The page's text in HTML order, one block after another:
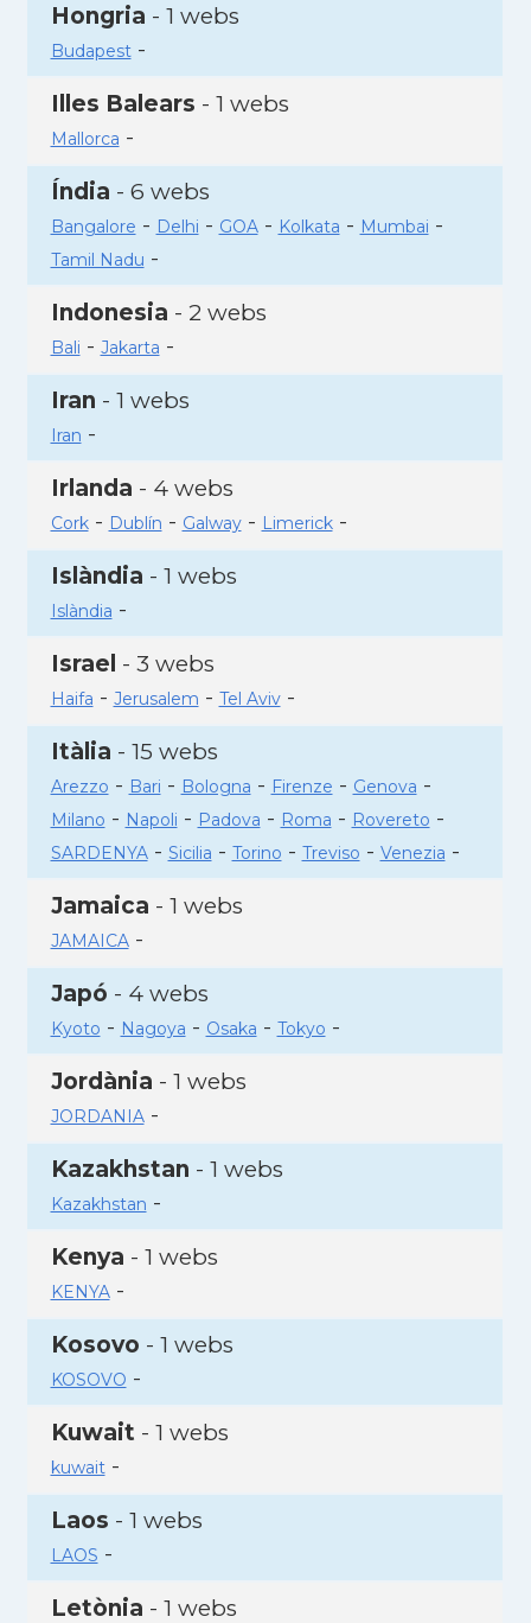
Hongria - 1 webs
Budapest-
Illes Balears - 1 webs
Mallorca -
Índia - 6 webs
Bangalore - Delhi - GOA- Kolkata - Mumbai -
Tamil Nadu -
Indonesia - 2 webs
Bali - Jakarta -
Iran - 1 webs
Iran -
Irlanda - 4 webs
Cork- Dublín - Galway- Limerick-
Islàndia - 1 webs
Islàndia -
Israel - 3 webs
Haifa - Jerusalem - Tel Aviv-
Itàlia - 15 webs
Arezzo - Bari - Bologna - Firenze - Genova -
Milano - Napoli - Padova - Roma - Rovereto -
SARDENYA- Sicilia - Torino - Treviso - Venezia -
Jamaica - 1 webs
JAMAICA-
Japó - 4 webs
Kyoto - Nagoya - Osaka - Tokyo -
Jordània - 1 webs
JORDANIA-
Kazakhstan - 1 webs
Kazakhstan -
Kenya - 1 webs
KENYA-
Kosovo - 1 webs
KOSOVO -
Kuwait - 1 webs
kuwait-
Laos - 1 webs
LAOS -
Letònia - 1 webs